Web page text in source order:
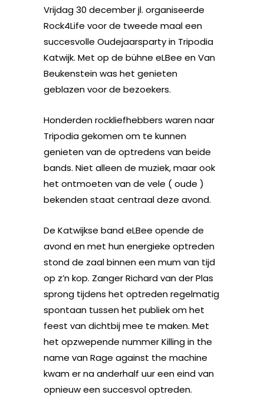
Vrijdag 30 december jl. organiseerde
Rock4Life voor de tweede maal een
succesvolle Oudejaarsparty in Tripodia
Katwijk. Met op de bühne eLBee en Van
Beukenstein was het genieten
geblazen voor de bezoekers.
Honderden rockliefhebbers waren naar
Tripodia gekomen om te kunnen
genieten van de optredens van beide
bands. Niet alleen de muziek, maar ook
het ontmoeten van de vele ( oude )
bekenden staat centraal deze avond.
De Katwijkse band eLBee opende de
avond en met hun energieke optreden
stond de zaal binnen een mum van tijd
op z’n kop. Zanger Richard van der Plas
sprong tijdens het optreden regelmatig
spontaan tussen het publiek om het
feest van dichtbij mee te maken. Met
het opzwepende nummer Killing in the
name van Rage against the machine
kwam er na anderhalf uur een eind van
opnieuw een succesvol optreden.